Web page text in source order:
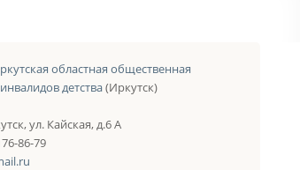
областная общественная
детства(Иркутск)
ул. Кайская, д.6 А
86-79